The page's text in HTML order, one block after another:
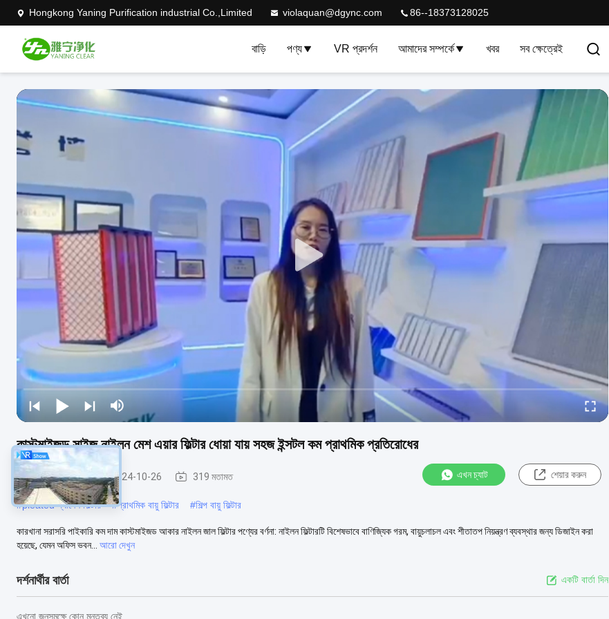
Hongkong Yaning Purification industrial Co.,Limited violaquan@dgync.com 86--18373128025
বাড়ি পণ্য VR প্রদর্শন আমাদের সম্পর্কে খবর সব ক্ষেত্রেই
কাস্টমাইজড সাইজ নাইলন মেশ এয়ার ফিল্টার ধোয়া যায় সহজ ইন্সটল কম প্রাথমিক প্রতিরোধের
প্রি এয়ার ফিল্টার 2024-10-26 319 মতামত এখন চ্যাট শেয়ার করুন
#pleated প্যানেল ফিল্টার #প্রাথমিক বায়ু ফিল্টার #শিল্প বায়ু ফিল্টার
কারখানা সরাসরি পাইকারি কম দাম কাস্টমাইজড আকার নাইলন জাল ফিল্টার পণ্যের বর্ণনা: নাইলন ফিল্টারটি বিশেষভাবে বাণিজ্যিক গরম, বায়ুচলাচল এবং শীতাতপ নিয়ন্ত্রণ ব্যবস্থার জন্য ডিজাইন করা
হয়েছে, যেমন অফিস ভবন...
আরো দেখুন
দর্শনার্থীর বার্তা একটি বার্তা দিন
এখনো জনসমক্ষে কোন মন্তব্য নেই